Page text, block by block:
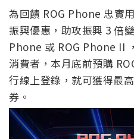
為回饋 ROG Phone 忠實
振興優惠，助攻振興 3 倍
Phone 或 ROG Phone II
消費者，本月底前預購
行線上登錄，就可獲得最
券。